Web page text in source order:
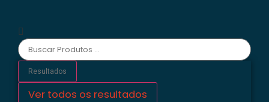
Resultados
Ver todos os resultados